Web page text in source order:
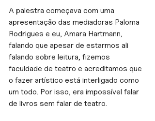
A palestra começava com uma
apresentação das mediadoras Paloma
Rodrigues e eu, Amara Hartmann,
falando que apesar de estarmos ali
falando sobre leitura, fizemos
faculdade de teatro e acreditamos que
o fazer artístico está interligado como
um todo. Por isso, era impossível falar
de livros sem falar de teatro.